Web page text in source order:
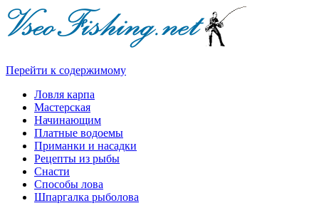
Перейти к содержимому
Ловля карпа
Мастерская
Начинающим
Платные водоемы
Приманки и насадки
Рецепты из рыбы
Снасти
Способы лова
Шпаргалка рыболова